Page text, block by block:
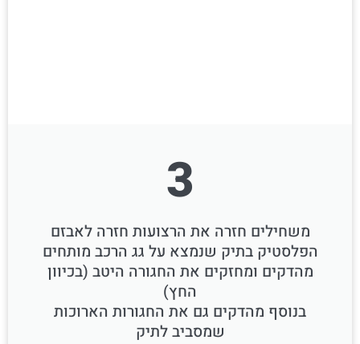
3
משחילים חזרה את הרצועות חזרה לאבזם
הפלסטיק בתיק שנמצא על גג הרכב מותחים
מהדקים ומחזקים את החגורה היטב (בכיוון
החץ)
בנוסף מהדקים גם את החגורות הארוכות
שמסביב לתיק